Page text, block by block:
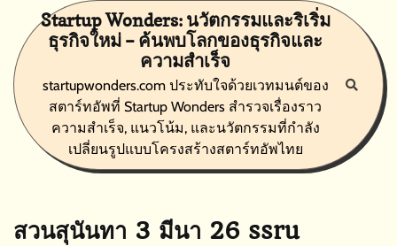
content
Startup Wonders: นวัตกรรมและริเริ่ม
ธุรกิจใหม่ – ค้นพบโลกของธุรกิจและ
ความสำเร็จ
startupwonders.com ประทับใจด้วยเวทมนต์ของ
สตาร์ทอัพที่ Startup Wonders สำรวจเรื่องราว
ความสำเร็จ, แนวโน้ม, และนวัตกรรมที่กำลัง
เปลี่ยนรูปแบบโครงสร้างสตาร์ทอัพไทย
สวนสุนันทา 3 มีนา 26 ssru